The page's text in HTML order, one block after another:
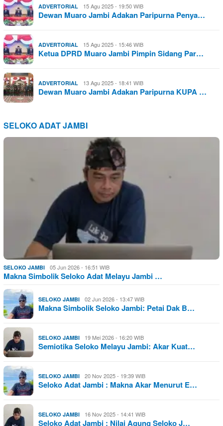
ADVERTORIAL 15 Agu 2025 - 19:50 WIB
Dewan Muaro Jambi Adakan Paripurna Penya…
ADVERTORIAL 15 Agu 2025 - 15:46 WIB
Ketua DPRD Muaro Jambi Pimpin Sidang Par…
ADVERTORIAL 13 Agu 2025 - 18:41 WIB
Dewan Muaro Jambi Adakan Paripurna KUPA …
SELOKO ADAT JAMBI
SELOKO JAMBI 05 Jun 2026 - 16:51 WIB
Makna Simbolik Seloko Adat Melayu Jambi …
SELOKO JAMBI 02 Jun 2026 - 13:47 WIB
Makna Simbolik Seloko Jambi: Petai Dak B…
SELOKO JAMBI 19 Mei 2026 - 16:20 WIB
Semiotika Seloko Melayu Jambi: Akar Kuat…
SELOKO JAMBI 20 Nov 2025 - 19:39 WIB
Seloko Adat Jambi : Makna Akar Menurut E…
SELOKO JAMBI 16 Nov 2025 - 14:41 WIB
Seloko Adat Jambi : Nilai Agung Seloko J…